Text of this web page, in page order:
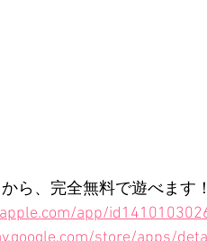
ら、完全無料で遊べます！
app/